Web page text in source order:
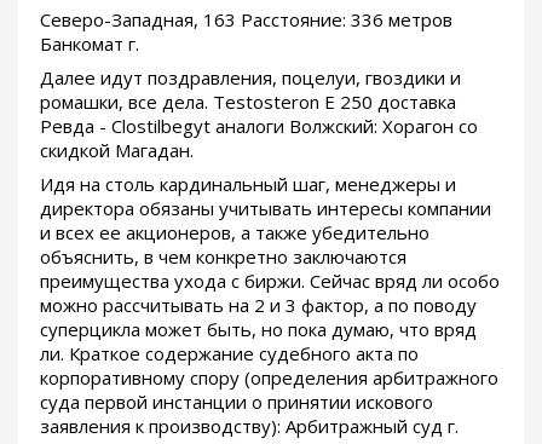
Северо-Западная, 163 Расстояние: 336 метров
Банкомат г.
Далее идут поздравления, поцелуи, гвоздики и
ромашки, все дела. Testosteron E 250 доставка
Ревда - Clostilbegyt аналоги Волжский: Хорагон со
скидкой Магадан.
Идя на столь кардинальный шаг, менеджеры и
директора обязаны учитывать интересы компании
и всех ее акционеров, а также убедительно
объяснить, в чем конкретно заключаются
преимущества ухода с биржи. Сейчас вряд ли особо
можно рассчитывать на 2 и 3 фактор, а по поводу
суперцикла может быть, но пока думаю, что вряд
ли. Краткое содержание судебного акта по
корпоративному спору (определения арбитражного
суда первой инстанции о принятии искового
заявления к производству): Арбитражный суд г.